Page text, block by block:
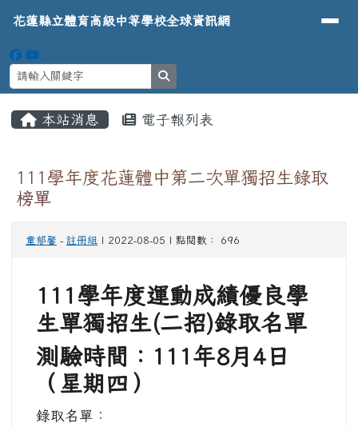
花蓮縣立體育高級中等學校全球資
導覽列
花蓮縣立體育高級中等學校全球資訊網
本站消息 電子報列表
111學年度花蓮體中第二次單獨招生錄取
榜單
童郁馨 - 註冊組 | 2022-08-05 | 點閱數： 696
111學年度運動成績優良學
生單獨招生(二招)錄取名單
測驗時間：111年8月4日
（星期四）
錄取名單：